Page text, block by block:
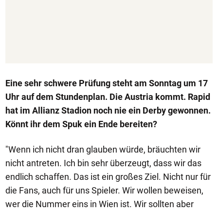
Eine sehr schwere Prüfung steht am Sonntag um 17
Uhr auf dem Stundenplan. Die Austria kommt. Rapid
hat im Allianz Stadion noch nie ein Derby gewonnen.
Könnt ihr dem Spuk ein Ende bereiten?
"Wenn ich nicht dran glauben würde, bräuchten wir
nicht antreten. Ich bin sehr überzeugt, dass wir das
endlich schaffen. Das ist ein großes Ziel. Nicht nur für
die Fans, auch für uns Spieler. Wir wollen beweisen,
wer die Nummer eins in Wien ist. Wir sollten aber